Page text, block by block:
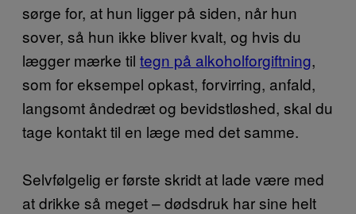
sørge for, at hun ligger på siden, når hun
sover, så hun ikke bliver kvalt, og hvis du
lægger mærke til tegn på alkoholforgiftning,
som for eksempel opkast, forvirring, anfald,
langsomt åndedræt og bevidstløshed, skal du
tage kontakt til en læge med det samme.
Selvfølgelig er første skridt at lade være med
at drikke så meget – dødsdruk har sine helt